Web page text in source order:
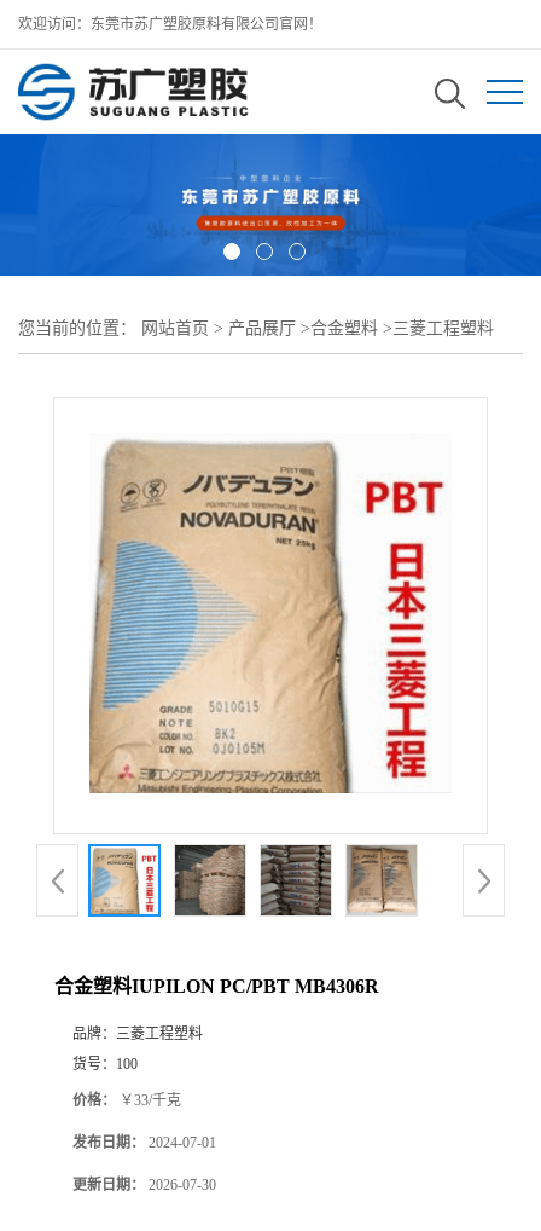
欢迎访问：东莞市苏广塑胶原料有限公司官网！
您当前的位置： 网站首页 > 产品展厅 >合金塑料 >三菱工程塑料
合金塑料IUPILON PC/PBT MB4306R
品牌： 三菱工程塑料
货号： 100
价格： ￥33/千克
发布日期： 2024-07-01
更新日期： 2026-07-30